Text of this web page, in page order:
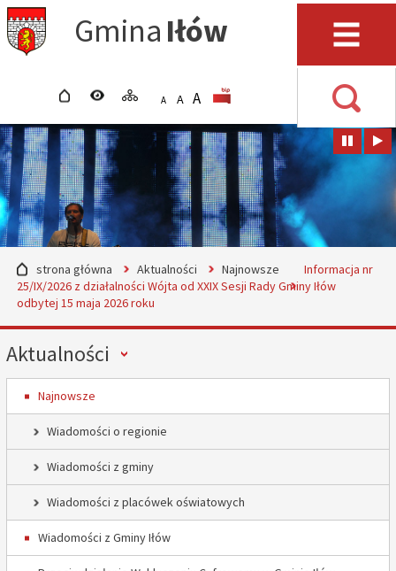
Przejdź do głównego
menu
Przejdź do treści
Przejdź do wyszukiwarki
Przejdź do mapy serwisu
Gmina Iłów Menu
strona głównawersja kontrastowa
mapa serwisu
APOMNIEJSZ CZCIONKĘ
A STANDARDOWY ROZMIAR
A POWIĘKSZ CZCIONKĘ
rozmiar czcionki
strona główna Aktualności Najnowsze
Informacja nr
25/IX/2026 z działalności Wójta od XXIX Sesji Rady Gminy Iłów
odbytej 15 maja 2026 roku
Menu
Aktualności
Najnowsze
Wiadomości o regionie
Wiadomości z gminy
Wiadomości z placówek oświatowych
Wiadomości z Gminy Iłów